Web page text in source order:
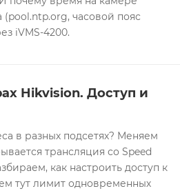
(pool.ntp.org, часовой пояс
iVMS-4200.
Hikvision. Доступ и
в разных подсетях? Меняем
трансляция со Speed
как настроить доступ к
тут лимит одновременных